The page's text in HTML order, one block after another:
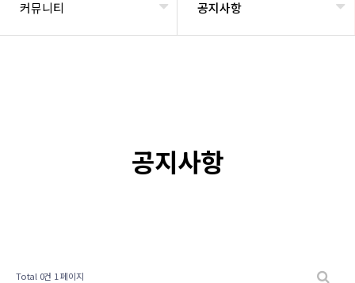
커뮤니티 공지사항
공지사항
Total 0건 1 페이지